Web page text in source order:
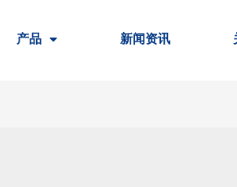
产品 新闻资讯